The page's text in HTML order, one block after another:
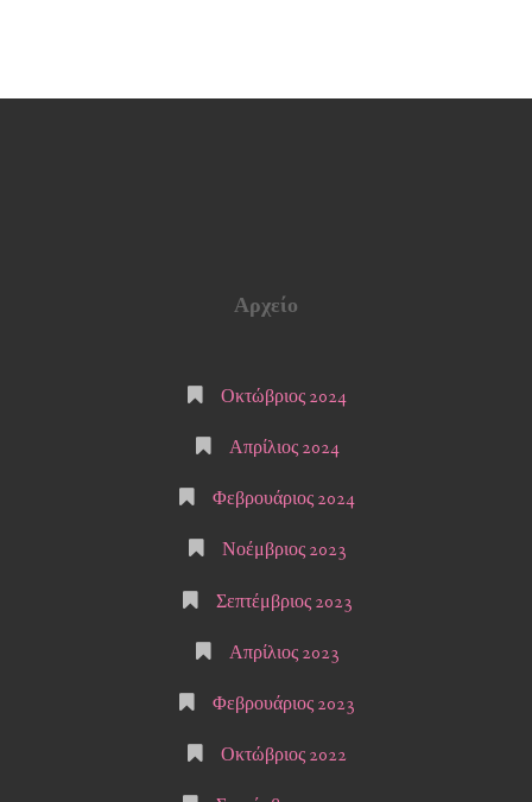
Αρχείο
Οκτώβριος 2024
Απρίλιος 2024
Φεβρουάριος 2024
Νοέμβριος 2023
Σεπτέμβριος 2023
Απρίλιος 2023
Φεβρουάριος 2023
Οκτώβριος 2022